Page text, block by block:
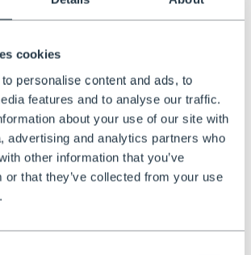
cookies
personalise content and ads, to
features and to analyse our traffic.
about your use of our site with
advertising and analytics partners who
other information that you’ve
or that they’ve collected from your use
nicht für wirtschaftliche Verluste oder
Schäden.
geltend machen möchten, kontaktieren
BV unterinfo@henchman.eu.
Henchman verkauften Produkte beträgt
erhalten Sie eine Rechnung per E-Mail.
Kaufnachweis für den Fall, dass ein
gemacht wird. Wenn Sie keinen
Konto haben, fordern Sie bitte eine
unter der Telefonnummer +31